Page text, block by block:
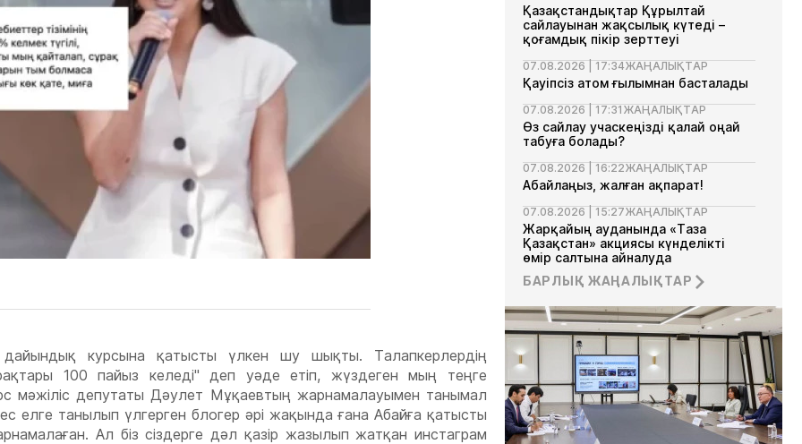
дайындық курсына қатысты үлкен шу шықты. Талапкерлердің
100 пайыз келеді" деп уәде етіп, жүздеген мың теңге
мәжіліс депутаты Дәулет Мұқаевтың жарнамалауымен танымал
елге танылып үлгерген блогер әрі жақында ғана Абайға қатысты
Ал біз сіздерге дәл қазір жазылып жатқан инстаграм
Қазақстандықтар Құрылтай
сайлауынан жақсылық күтеді –
қоғамдық пікір зерттеуі
07.08.2026 | 17:34ЖАҢАЛЫҚТАР
Қауіпсіз атом ғылымнан басталады
07.08.2026 | 17:31 ЖАҢАЛЫҚТАР
Өз сайлау учаскеңізді қалай оңай
табуға болады?
07.08.2026 | 16:22ЖАҢАЛЫҚТАР
Абайлаңыз, жалған ақпарат!
07.08.2026 | 15:27ЖАҢАЛЫҚТАР
Жарқайың ауданында «Таза
Қазақстан» акциясы күнделікті
өмір салтына айналуда
07.08.2026 | 13:35ЖАҢАЛЫҚТАР
жемқорлыққа қарсы комплаенс
мектебі ашылды
БАРЛЫҚ ЖАҢАЛЫҚТАР